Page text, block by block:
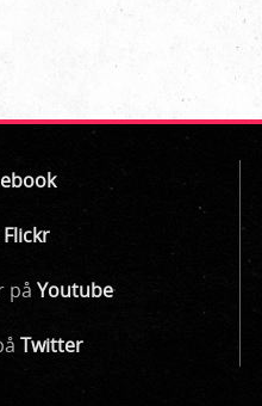
Flickr
på Youtube
Twitter